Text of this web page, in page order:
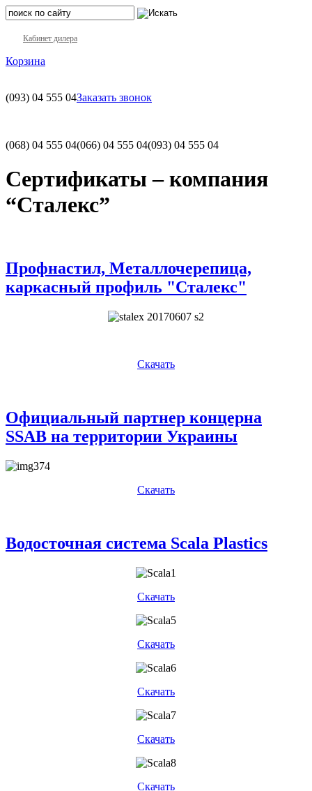
Кабинет дилера
Корзина
(093) 04 555 04Заказать звонок
(068) 04 555 04(066) 04 555 04(093) 04 555 04
Сертификаты – компания
“Сталекс”
Профнастил, Металлочерепица,
каркасный профиль "Сталекс"
Скачать
Официальный партнер концерна
SSAB на территории Украины
Скачать
Водосточная система Scala Plastics
Скачать
Скачать
Скачать
Скачать
Скачать